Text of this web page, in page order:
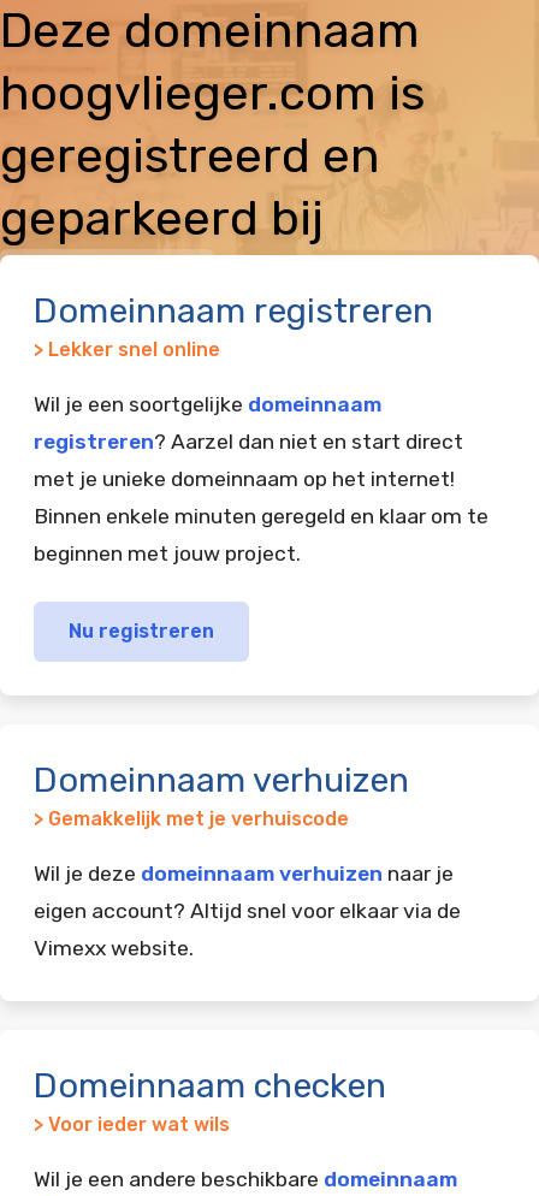
Deze domeinnaam
hoogvlieger.com is
geregistreerd en
geparkeerd bij
Domeinnaam registreren
> Lekker snel online
Wil je een soortgelijke domeinnaam
registreren? Aarzel dan niet en start direct
met je unieke domeinnaam op het internet!
Binnen enkele minuten geregeld en klaar om te
beginnen met jouw project.
Nu registreren
Domeinnaam verhuizen
> Gemakkelijk met je verhuiscode
Wil je deze domeinnaam verhuizen naar je
eigen account? Altijd snel voor elkaar via de
Vimexx website.
Domeinnaam checken
> Voor ieder wat wils
Wil je een andere beschikbare domeinnaam